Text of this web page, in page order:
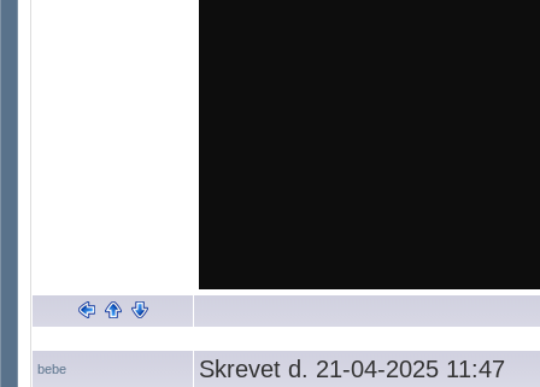
bebe Skrevet d. 21-04-2025 11:47